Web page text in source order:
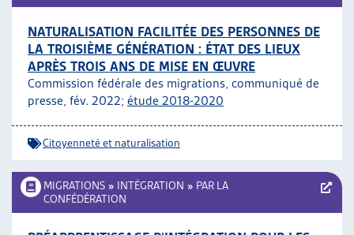
NATURALISATION FACILITÉE DES PERSONNES DE
LA TROISIÈME GÉNÉRATION : ÉTAT DES LIEUX
APRÈS TROIS ANS DE MISE EN ŒUVRE
Commission fédérale des migrations, communiqué de
presse, fév. 2022; étude 2018-2020
Citoyenneté et naturalisation
MIGRATIONS » INTÉGRATION » PAR LA
CONFÉDÉRATION